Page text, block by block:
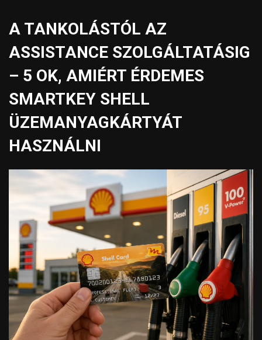
A TANKOLÁSTÓL AZ
ASSISTANCE SZOLGÁLTATÁSIG
– 5 OK, AMIÉRT ÉRDEMES
SMARTKEY SHELL
ÜZEMANYAGKÁRTYÁT
HASZNÁLNI